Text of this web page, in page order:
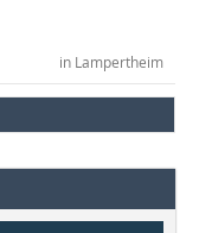
in Lampertheim